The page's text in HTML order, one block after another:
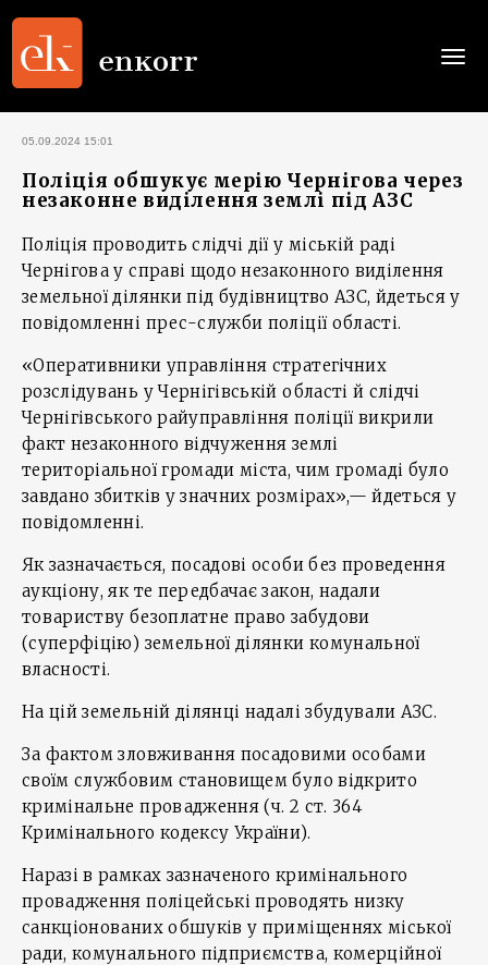
05.09.2024 15:01
Поліція обшукує мерію Чернігова через
незаконне виділення землі під АЗС
Поліція проводить слідчі дії у міській раді
Чернігова у справі щодо незаконного виділення
земельної ділянки під будівництво АЗС, йдеться у
повідомленні прес-служби поліції області.
«Оперативники управління стратегічних
розслідувань у Чернігівській області й слідчі
Чернігівського райуправління поліції викрили
факт незаконного відчуження землі
територіальної громади міста, чим громаді було
завдано збитків у значних розмірах»,— йдеться у
повідомленні.
Як зазначається, посадові особи без проведення
аукціону, як те передбачає закон, надали
товариству безоплатне право забудови
(суперфіцію) земельної ділянки комунальної
власності.
На цій земельній ділянці надалі збудували АЗС.
За фактом зловживання посадовими особами
своїм службовим становищем було відкрито
кримінальне провадження (ч. 2 ст. 364
Кримінального кодексу України).
Наразі в рамках зазначеного кримінального
провадження поліцейські проводять низку
санкціонованих обшуків у приміщеннях міської
ради, комунального підприємства, комерційної